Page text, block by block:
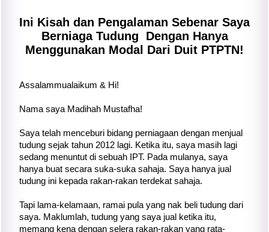
Ini Kisah dan Pengalaman Sebenar Saya
Berniaga Tudung Dengan Hanya
Menggunakan Modal Dari Duit PTPTN!
Assalammualaikum & Hi!
Nama saya Madihah Mustafha!
Saya telah menceburi bidang perniagaan dengan menjual
tudung sejak tahun 2012 lagi. Ketika itu, saya masih lagi
sedang menuntut di sebuah IPT. Pada mulanya, saya
hanya buat secara suka-suka sahaja. Saya hanya jual
tudung ini kepada rakan-rakan terdekat sahaja.
Tapi lama-kelamaan, ramai pula yang nak beli tudung dari
saya. Maklumlah, tudung yang saya jual ketika itu,
memang kena dengan selera rakan-rakan yang rata-